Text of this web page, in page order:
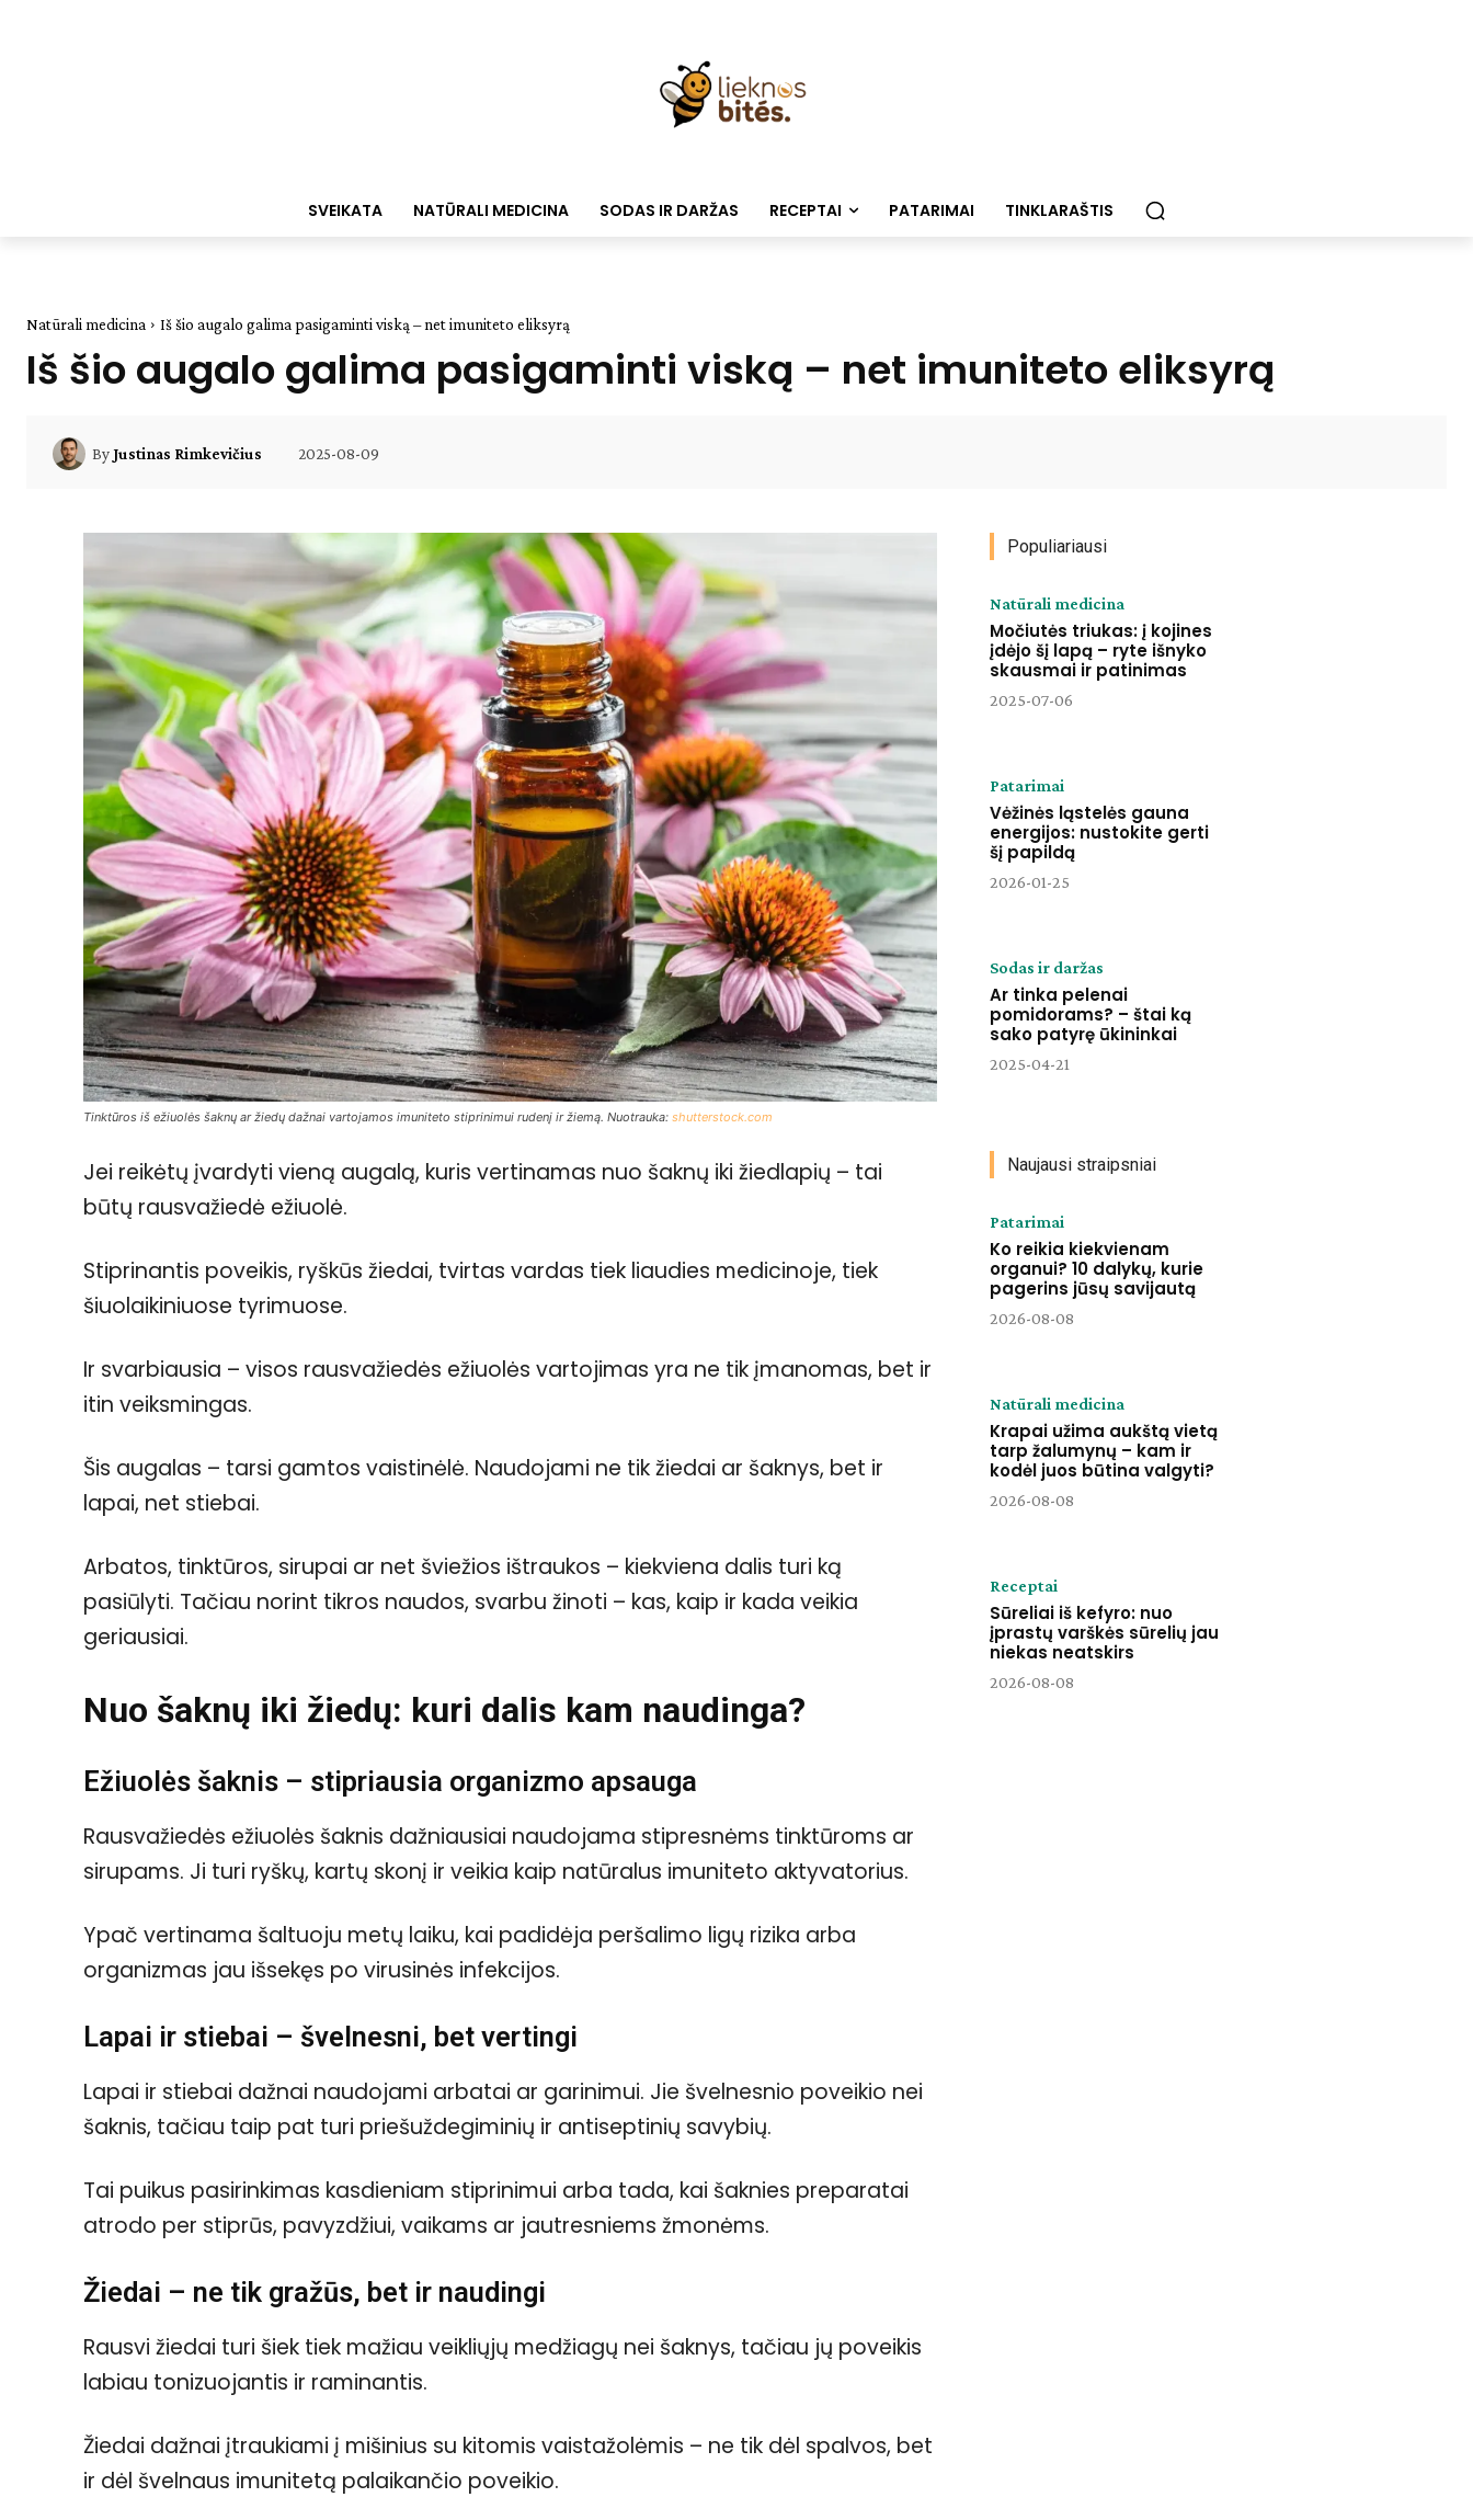
SVEIKATA NATŪRALI MEDICINA SODAS IR DARŽAS RECEPTAI PATARIMAI TINKLARAŠTIS
Natūrali medicina Iš šio augalo galima pasigaminti viską – net imuniteto eliksyrą
Iš šio augalo galima pasigaminti viską – net imuniteto eliksyrą
ByJustinas Rimkevičius 2025-08-09
Tinktūros iš ežiuolės šaknų ar žiedų dažnai vartojamos imuniteto stiprinimui rudenį ir žiemą. Nuotrauka: shutterstock.com
Jei reikėtų įvardyti vieną augalą, kuris vertinamas nuo šaknų iki žiedlapių – tai
būtų rausvažiedė ežiuolė.
Stiprinantis poveikis, ryškūs žiedai, tvirtas vardas tiek liaudies medicinoje, tiek
šiuolaikiniuose tyrimuose.
Ir svarbiausia – visos rausvažiedės ežiuolės vartojimas yra ne tik įmanomas, bet ir
itin veiksmingas.
Šis augalas – tarsi gamtos vaistinėlė. Naudojami ne tik žiedai ar šaknys, bet ir
lapai, net stiebai.
Arbatos, tinktūros, sirupai ar net šviežios ištraukos – kiekviena dalis turi ką
pasiūlyti. Tačiau norint tikros naudos, svarbu žinoti – kas, kaip ir kada veikia
geriausiai.
Nuo šaknų iki žiedų: kuri dalis kam naudinga?
Ežiuolės šaknis – stipriausia organizmo apsauga
Rausvažiedės ežiuolės šaknis dažniausiai naudojama stipresnėms tinktūroms ar
sirupams. Ji turi ryškų, kartų skonį ir veikia kaip natūralus imuniteto aktyvatorius.
Ypač vertinama šaltuoju metų laiku, kai padidėja peršalimo ligų rizika arba
organizmas jau išsekęs po virusinės infekcijos.
Lapai ir stiebai – švelnesni, bet vertingi
Lapai ir stiebai dažnai naudojami arbatai ar garinimui. Jie švelnesnio poveikio nei
šaknis, tačiau taip pat turi priešuždegiminių ir antiseptinių savybių.
Tai puikus pasirinkimas kasdieniam stiprinimui arba tada, kai šaknies preparatai
atrodo per stiprūs, pavyzdžiui, vaikams ar jautresniems žmonėms.
Žiedai – ne tik gražūs, bet ir naudingi
Rausvi žiedai turi šiek tiek mažiau veikliųjų medžiagų nei šaknys, tačiau jų poveikis
labiau tonizuojantis ir raminantis.
Žiedai dažnai įtraukiami į mišinius su kitomis vaistažolėmis – ne tik dėl spalvos, bet
ir dėl švelnaus imunitetą palaikančio poveikio.
Populiariausi
Natūrali medicina
Močiutės triukas: į kojines
įdėjo šį lapą – ryte išnyko
skausmai ir patinimas
2025-07-06
Patarimai
Vėžinės ląstelės gauna
energijos: nustokite gerti
šį papildą
2026-01-25
Sodas ir daržas
Ar tinka pelenai
pomidorams? – štai ką
sako patyrę ūkininkai
2025-04-21
Naujausi straipsniai
Patarimai
Ko reikia kiekvienam
organui? 10 dalykų, kurie
pagerins jūsų savijautą
2026-08-08
Natūrali medicina
Krapai užima aukštą vietą
tarp žalumynų – kam ir
kodėl juos būtina valgyti?
2026-08-08
Receptai
Sūreliai iš kefyro: nuo
įprastų varškės sūrelių jau
niekas neatskirs
2026-08-08